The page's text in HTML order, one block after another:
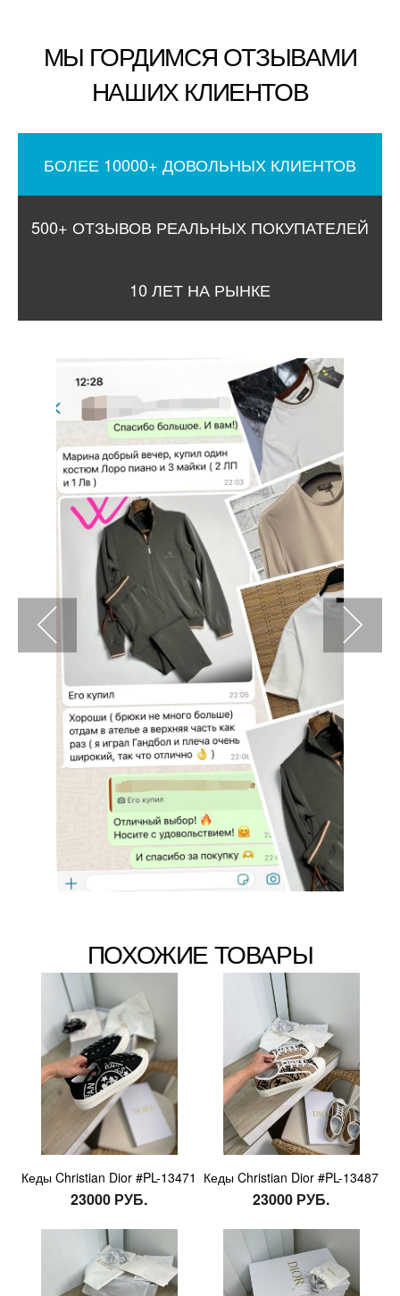
МЫ ГОРДИМСЯ ОТЗЫВАМИ
НАШИХ КЛИЕНТОВ
БОЛЕЕ 10000+ ДОВОЛЬНЫХ КЛИЕНТОВ
500+ ОТЗЫВОВ РЕАЛЬНЫХ ПОКУПАТЕЛЕЙ
10 ЛЕТ НА РЫНКЕ
ПОХОЖИЕ ТОВАРЫ
Кеды Christian Dior #PL-13471
23000 РУБ.
Кеды Christian Dior #PL-13487
23000 РУБ.